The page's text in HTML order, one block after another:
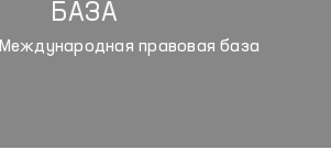
БАЗА
Международная правовая база